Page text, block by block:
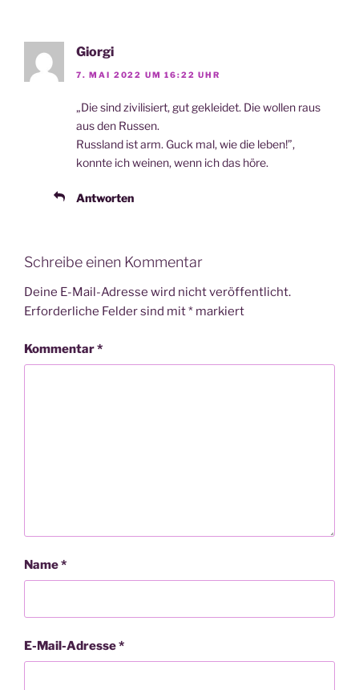
Giorgi
7. MAI 2022 UM 16:22 UHR
„Die sind zivi­li­siert, gut geklei­det. Die wol­len raus
aus den Russen.
Russ­land ist arm. Guck mal, wie die leben!”,
konn­te ich wei­nen, wenn ich das höre.
Antworten
Schreibe einen Kommentar
Deine E-Mail-Adresse wird nicht veröffentlicht.
Erforderliche Felder sind mit* markiert
Kommentar*
Name*
E-Mail-Adresse*